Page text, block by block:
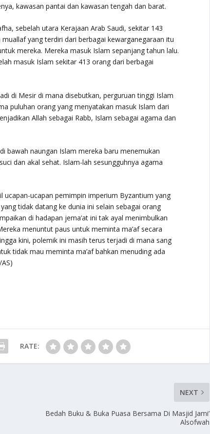
kawasan pantai dan kawasan tengah dan barat.
sebelah utara Kerajaan Arab Saudi, sekitar 143
yang terdiri dari berbagai kewarganegaraan itu
mereka. Mereka masuk Islam sepanjang tahun lalu.
masuk Islam sekitar 413 orang dari berbagai
di Mesir di mana disebutkan, perguruan tinggi Islam
puluhan orang yang menyatakan masuk Islam dari
Allah sebagai Rabb, Islam sebagai agama dan
bawah naungan Islam mereka baru menemukan
dan akal sehat. Islam-lah sesungguhnya agama
ucapan-ucapan pemimpin imperium Byzantium yang
tidak datang ke dunia ini selain sebagai orang
di hadapan jema’at ini tak ayal menimbulkan
menuntut paus untuk meminta ma’af secara
kini, polemik ini masih terus terjadi di mana sang
tidak mau meminta ma’af bahkan menuding ada
RATE:
NEXT
Bedah Buku & Buka Puasa Bersama Di Masjid Jami’
Alsofwah